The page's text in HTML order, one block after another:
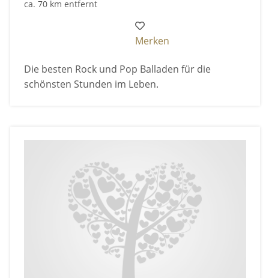
ca. 70 km entfernt
Merken
Die besten Rock und Pop Balladen für die
schönsten Stunden im Leben.